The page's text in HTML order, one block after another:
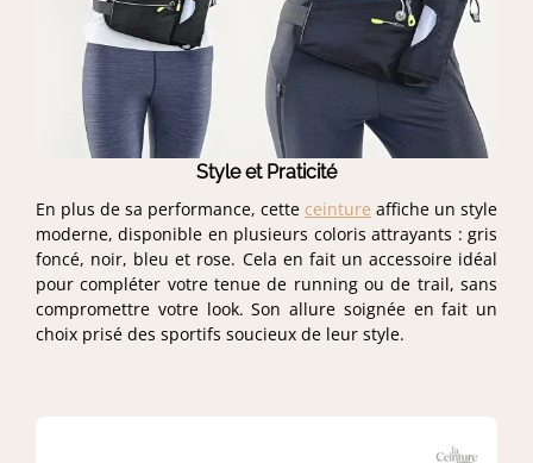
Style et Praticité
En plus de sa performance, cette ceinture affiche un style
moderne, disponible en plusieurs coloris attrayants : gris
foncé, noir, bleu et rose. Cela en fait un accessoire idéal
pour compléter votre tenue de running ou de trail, sans
compromettre votre look. Son allure soignée en fait un
choix prisé des sportifs soucieux de leur style.